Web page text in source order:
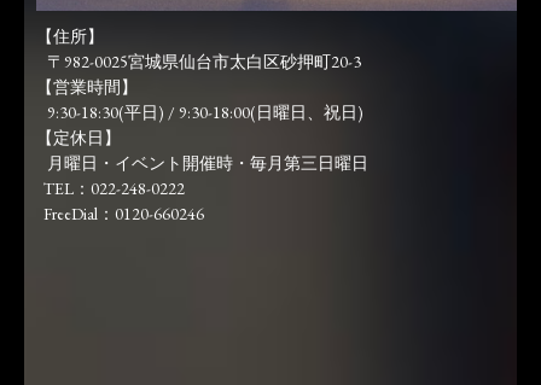
【住所】
〒982-0025宮城県仙台市太白区砂押町20-3
【営業時間】
9:30-18:30(平日) / 9:30-18:00(日曜日、祝日)
【定休日】
月曜日・イベント開催時・毎月第三日曜日
TEL：022-248-0222
FreeDial：0120-660246